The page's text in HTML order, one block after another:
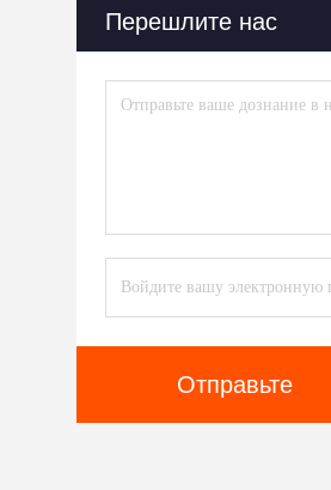
Перешлите нас
Отправьте